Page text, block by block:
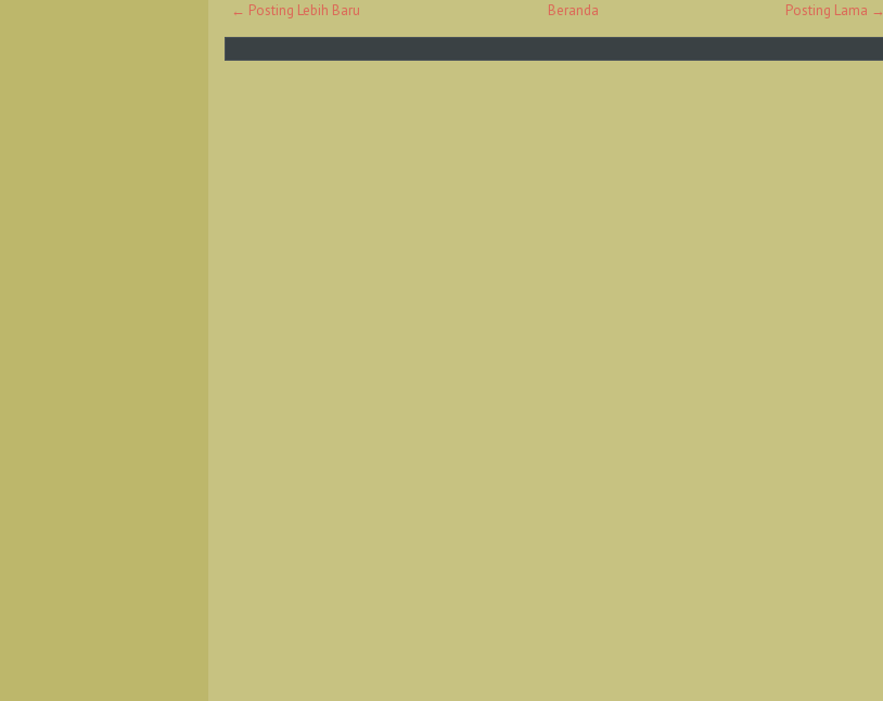
← Posting Lebih Baru Posting Lama →
Beranda